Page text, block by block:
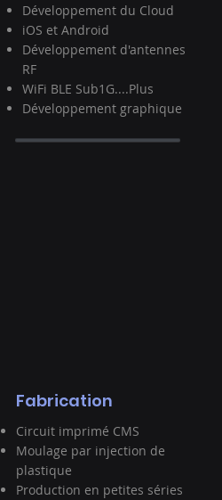
Développement du Cloud
iOS et Android
Développement d'antennes
RF
WiFi BLE Sub1G....Plus
Développement graphique
Fabrication
Circuit imprimé CMS
Moulage par injection de
plastique
Production en petites séries